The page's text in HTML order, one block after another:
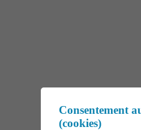
Consentement
(cookies)